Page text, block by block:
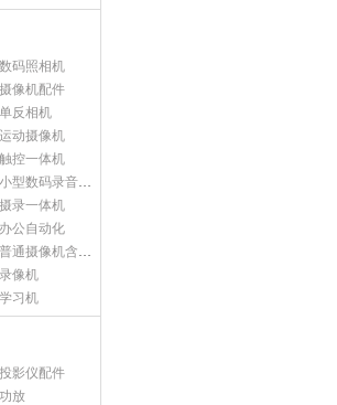
数码照相机
摄像机配件
单反相机
运动摄像机
触控一体机
小型数码录音设备
摄录一体机
办公自动化
普通摄像机含附件
录像机
学习机
投影仪配件
功放